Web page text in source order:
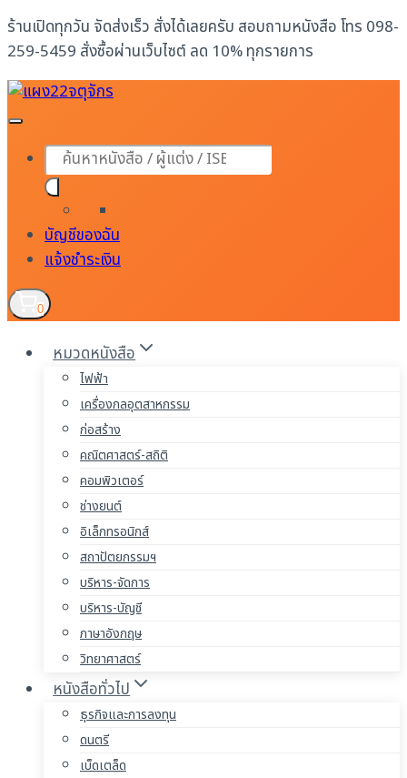
Skip
to
content
ร้านเปิดทุกวัน จัดส่งเร็ว สั่งได้เลยครับ สอบถามหนังสือ โทร 098-
259-5459 สั่งซื้อผ่านเว็บไซต์ ลด 10% ทุกรายการ
Products
search
บัญชีของฉัน
แจ้งชำระเงิน
0
หมวดหนังสือ
ไฟฟ้า
เครื่องกลอุตสาหกรรม
ก่อสร้าง
คณิตศาสตร์-สถิติ
คอมพิวเตอร์
ช่างยนต์
อิเล็กทรอนิกส์
สถาปัตยกรรมฯ
บริหาร-จัดการ
บริหาร-บัญชี
ภาษาอังกฤษ
วิทยาศาสตร์
หนังสือทั่วไป
ธุรกิจและการลงทุน
ดนตรี
เบ็ดเตล็ด